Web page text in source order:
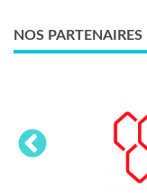
NOS PARTENAIRES